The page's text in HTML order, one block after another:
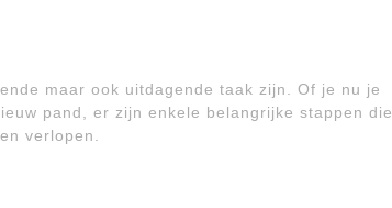
maar ook uitdagende taak zijn. Of je nu je
pand, er zijn enkele belangrijke stappen die
verlopen.